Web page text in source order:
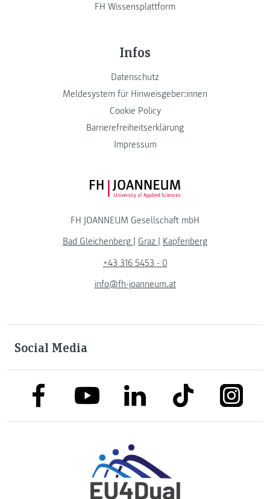
FH Wissensplattform
Infos
Datenschutz
Meldesystem für Hinweisgeber:innen
Cookie Policy
Barrierefreiheitserklärung
Impressum
FH JOANNEUM Logo
FH JOANNEUM Gesellschaft mbH
Bad Gleichenberg
Graz
Kapfenberg
+43 316 5453 - 0
info@fh-joanneum.at
Social Media
link to facebooklink to youtubelink to linkedinlink to tiktok